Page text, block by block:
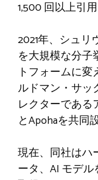
1,500 回以上引
2021年、シュ
を大規模な分子
トフォームに
ルドマン・サッ
レクターであ
とApohaを共同
現在、同社はハ
ータ、AI モデ